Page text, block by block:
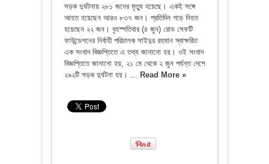
সড়ক দুর্ঘটনায় ২৮১ জনের মৃত্যু হয়েছে। একই সঙ্গে
আহত হয়েছেন আরও ৮৩৭ জন। প্রতিদিন গড়ে নিহত
হয়েছেন ২২ জন। বৃহস্পতিবার (৪ জুন) রোড সেফটি
ফাউন্ডেশনের নির্বাহী পরিচালক সাইদুর রহমান স্বাক্ষরিত
এক সংবাদ বিজ্ঞপ্তিতে এ তথ্য জানানো হয়। ওই সংবাদ
বিজ্ঞপ্তিতে জানানো হয়, ২১ মে থেকে ২ জুন পর্যন্ত দেশে
২৯২টি সড়ক দুর্ঘটনা হয়। ... Read More »